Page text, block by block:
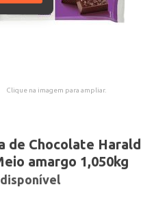
Clique na imagem para ampliar.
de Chocolate Harald
amargo 1,050kg